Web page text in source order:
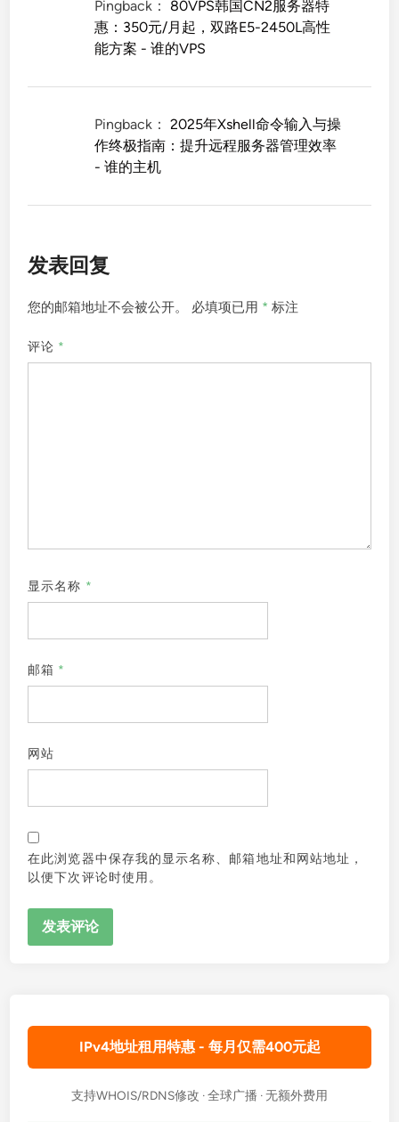
Pingback： 80VPS韩国CN2服务器特
惠：350元/月起，双路E5-2450L高性
能方案 - 谁的VPS
Pingback：2025年Xshell命令输入与操
作终极指南：提升远程服务器管理效率
- 谁的主机
发表回复
您的邮箱地址不会被公开。 必填项已用 * 标注
评论 *
显示名称 *
邮箱 *
网站
在此浏览器中保存我的显示名称、邮箱地址和网站地址，
以便下次评论时使用。
IPv4地址租用特惠 - 每月仅需400元起
支持WHOIS/RDNS修改 · 全球广播 · 无额外费用